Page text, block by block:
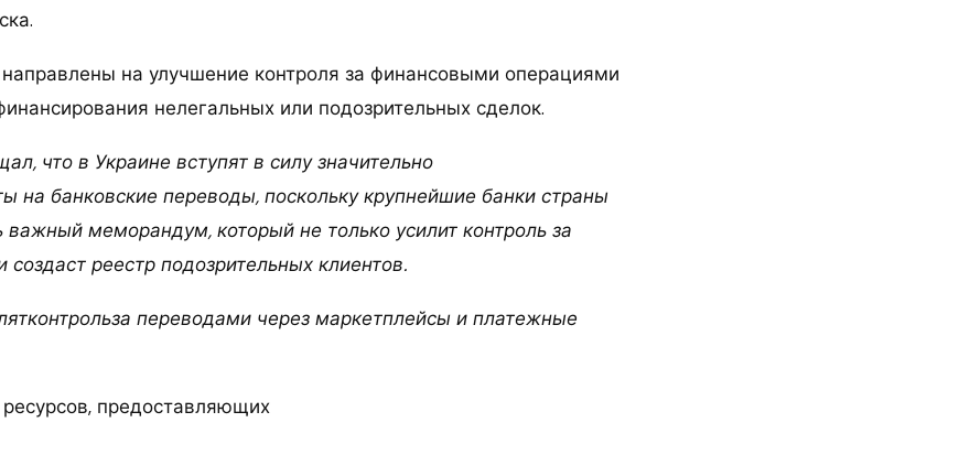
на улучшение контроля за финансовыми операциями
нелегальных или подозрительных сделок.
что в Украине вступят в силу значительно
на банковские переводы, поскольку крупнейшие банки страны
важный меморандум, который не только усилит контроль за
реестр подозрительных клиентов.
переводами через маркетплейсы и платежные
предоставляющих